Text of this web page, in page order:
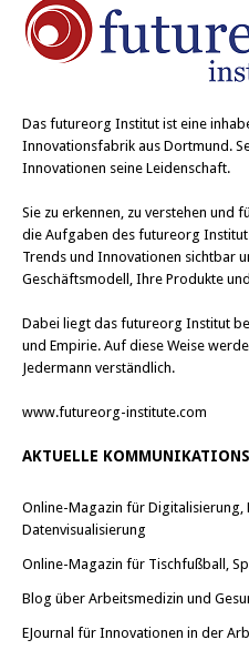
Das futureorg Institut ist eine
Innovationsfabrik aus Dortmund.
Innovationen seine Leidenschaft.
Sie zu erkennen, zu verstehen und
die Aufgaben des futureorg
Trends und Innovationen sichtbar
Geschäftsmodell, Ihre Produkte
Dabei liegt das futureorg Institut
und Empirie. Auf diese Weise
Jedermann verständlich.
www.futureorg-institute.com
AKTUELLE
Online-Magazin für Digitalisierung,
Datenvisualisierung
Online-Magazin für Tischfußball,
Blog über Arbeitsmedizin und
EJournal für Innovationen in der